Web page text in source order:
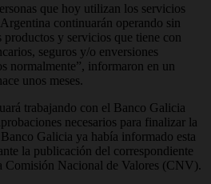
que hoy utilizan los servicios
continuarán operando sin
y servicios que tiene con
seguros y/o enversiones
normalmente”, informaron en un
unos meses.
trabajando con el Banco Galicia
necesarios para finalizar la
Galicia ya había informado esta
la publicación del correspondiente
Nacional de Valores (CNV).